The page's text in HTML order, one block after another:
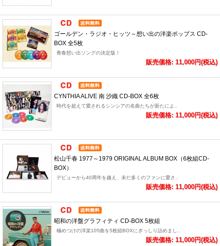
ゴールデン・ラジオ・ヒッツ～想い出の洋楽ポップス CD-
BOX 全5枚
青春想い出ソングの決定版！
販売価格: 11,000円(税込)
CYNTHIA ALIVE 南 沙織 CD-BOX 全6枚
時代を超えて愛されるシンシアの名曲たちが新たによ..
販売価格: 11,000円(税込)
松山千春 1977～1979 ORIGINAL ALBUM BOX（6枚組CD-
BOX）
デビューから40周年を越え、未だ多くのファンに愛さ..
販売価格: 11,000円(税込)
昭和の洋盤グラフィティ CD-BOX 5枚組
極めつけの洋楽105曲を5枚組BOXにぎっしり詰めまし..
販売価格: 11,000円(税込)